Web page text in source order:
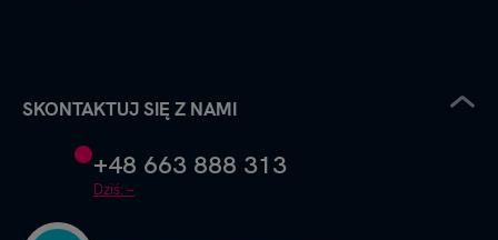
SKONTAKTUJ SIĘ Z NAMI
+48 663 888 313
Dziś: –